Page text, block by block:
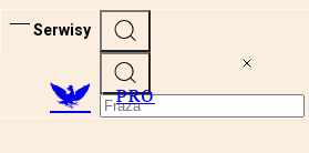
Serwisy
PRO